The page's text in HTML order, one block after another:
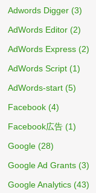
Adwords Digger (3)
AdWords Editor (2)
AdWords Express (2)
AdWords Script (1)
AdWords-start (5)
Facebook (4)
Facebook広告 (1)
Google (28)
Google Ad Grants (3)
Google Analytics (43)